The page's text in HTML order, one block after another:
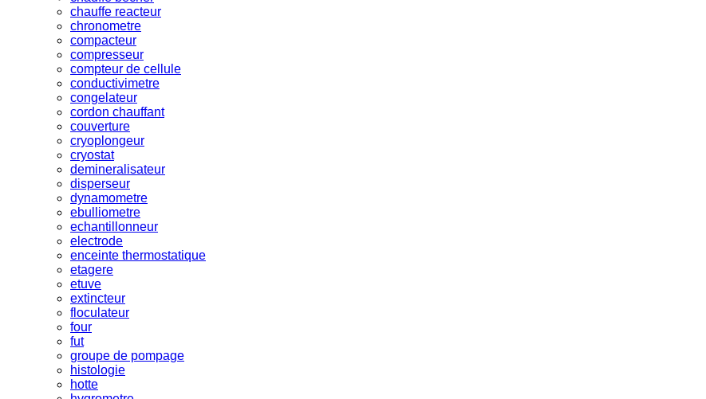
chauffe reacteur
chronometre
compacteur
compresseur
compteur de cellule
conductivimetre
congelateur
cordon chauffant
couverture
cryoplongeur
cryostat
demineralisateur
disperseur
dynamometre
ebulliometre
echantillonneur
electrode
enceinte thermostatique
etagere
etuve
extincteur
floculateur
four
fut
groupe de pompage
histologie
hotte